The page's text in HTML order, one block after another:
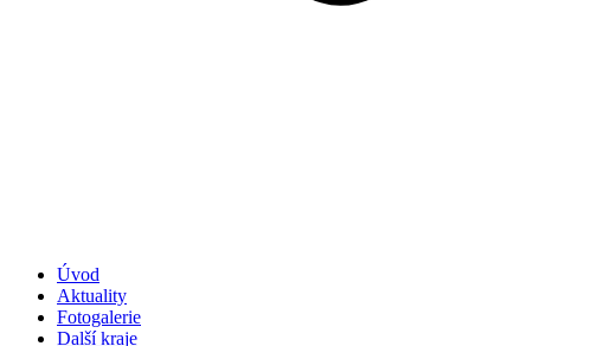
Úvod
Aktuality
Fotogalerie
Další kraje